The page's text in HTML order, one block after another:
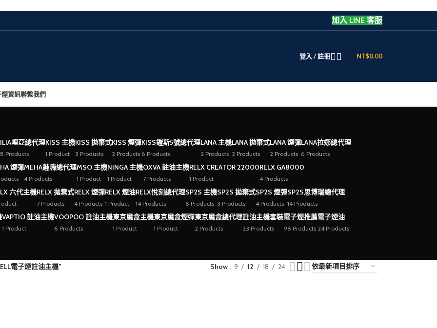
加入 LINE 客服
登入 / 註冊 NT$0.00
煙資訊聯繫我們
ILIA哩亞總代理
8 Products
KISS 主機
1 Product
KISS 拋棄式
3 Products
KISS 煙彈
2 Products
KISS鎧斯5號總代理
6 Products
LANA 主機
2 Products
LANA 拋棄式
2 Products
LANA 煙彈
2 Products
LANA拉娜總代理
6 Products
煙彈MEHA魅嗨總代理
4 Products
MSO 主機
1 Product
NINGA 主機
1 Product
OXVA 註油主機
7 Products
RELX CREATOR 22000
1 Product
RELX GA8000
4 Products
六代主機RELX 拋棄式
7 Products
RELX 煙彈
4 Products
RELX 煙油
1 Product
RELX悅刻總代理
14 Products
SP2S 主機
6 Products
SP2S 拋棄式
3 Products
SP2S 煙彈
4 Products
SP2S思博瑞總代理
14 Products
VAPTIO 註油主機
1 Product
VOOPOO 註油主機
6 Products
東京魔盒主機
1 Product
東京魔盒煙彈
1 Product
東京魔盒總代理
2 Products
註油主機套裝
23 Products
電子煙推薦
98 Products
電子煙油
24 Products
電子煙註油主機” Show 9 12 18 24